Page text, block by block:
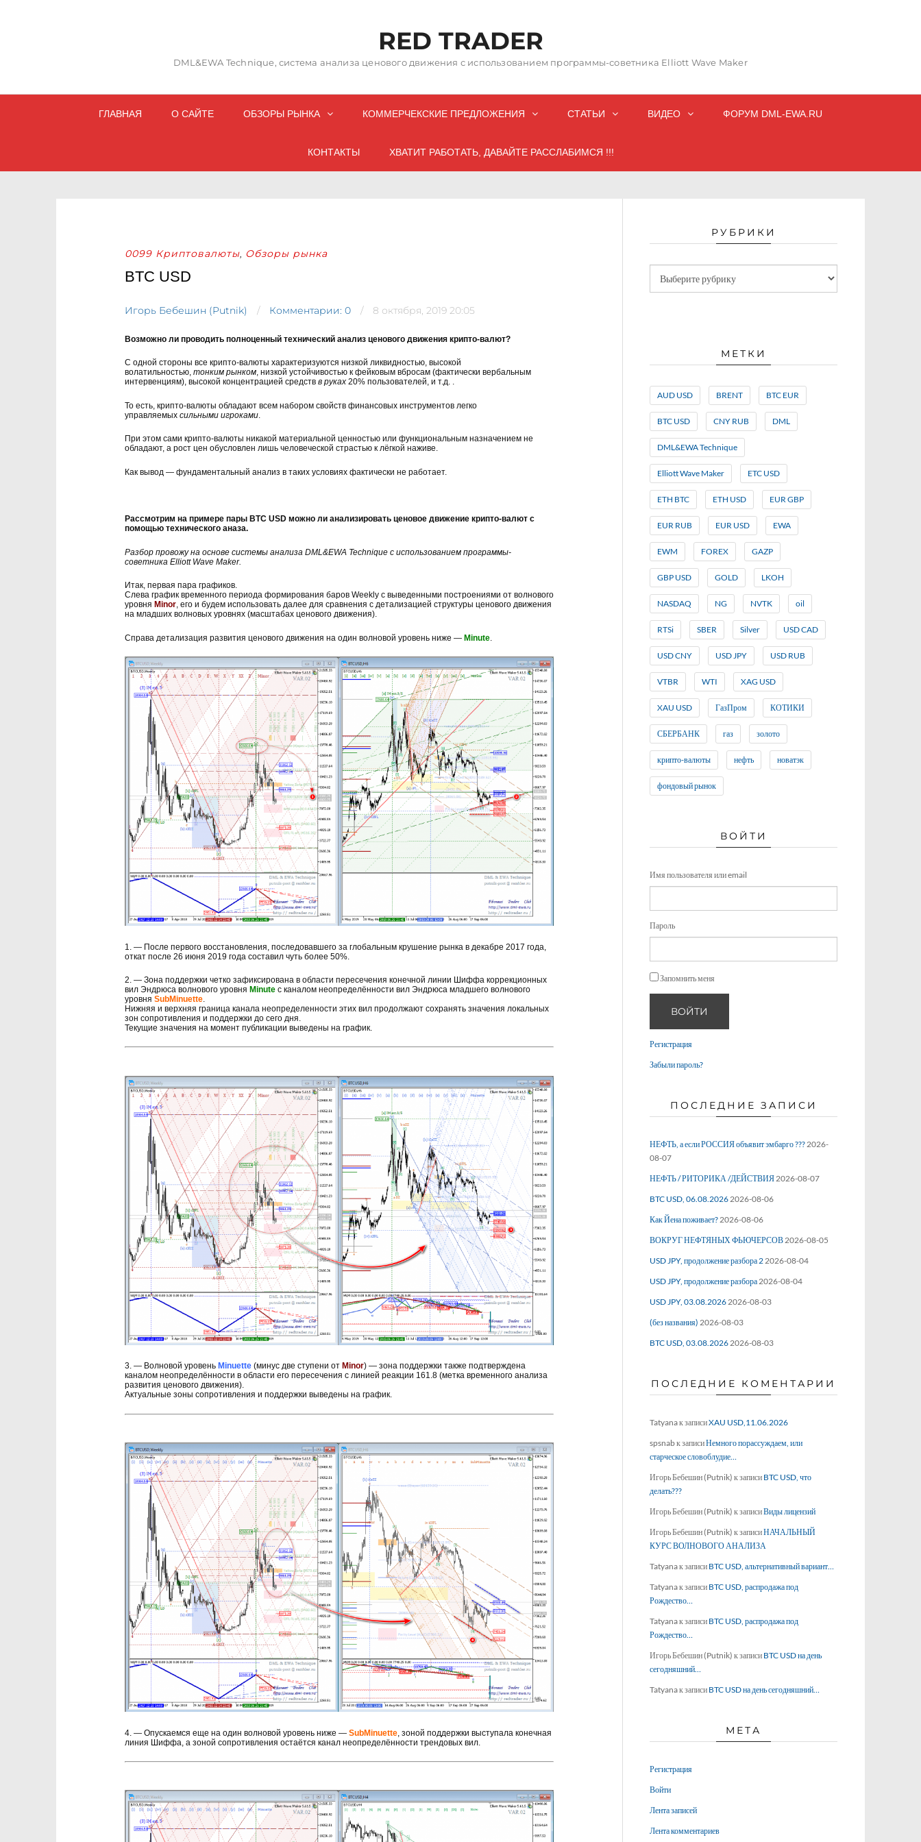
RED TRADER
DML&EWA Technique, система анализа ценового движения с использованием программы-советника Elliott Wave Maker
ГЛАВНАЯ О САЙТЕ ОБЗОРЫ РЫНКА КОММЕРЧЕКСКИЕ ПРЕДЛОЖЕНИЯ СТАТЬИ ВИДЕО ФОРУМ DML-EWA.RU
КОНТАКТЫ ХВАТИТ РАБОТАТЬ, ДАВАЙТЕ РАССЛАБИМСЯ !!!
0099 Криптовалюты, Обзоры рынка
BTC USD
Игорь Бебешин (Putnik) Комментарии: 0 8 октября, 2019 20:05
Возможно ли проводить полноценный технический анализ ценового движения крипто-валют?
С одной стороны все крипто-валюты характеризуются низкой ликвидностью, высокой
волатильностью, тонким рынком, низкой устойчивостью к фейковым вбросам (фактически вербальным
интервенциям), высокой концентрацией средств в руках 20% пользователей, и т.д. .
То есть, крипто-валюты обладают всем набором свойств финансовых инструментов легко
управляемых сильными игроками
При этом сами крипто-валюты никакой материальной ценностью или функциональным назначением не
обладают, а рост цен обусловлен лишь человеческой страстью к лёгкой наживе.
Как вывод — фундаментальный анализ в таких условиях фактически не работает.
Рассмотрим на примере пары BTC USD можно ли анализировать ценовое движение крипто-валют с
помощью технического аназа.
Разбор провожу на основе системы анализа DML&EWA Technique с использованием программы-
советника Elliott Wave Maker.
Итак, первая пара графиков.
Слева график временного периода формирования баров Weekly с выведенными построениями от волнового
уровня Minor, его и будем использовать далее для сравнения с детализацией структуры ценового движения
на младших волновых уровнях (масштабах ценового движения).
Справа детализация развития ценового движения на один волновой уровень ниже — Minute
1. — После первого восстановления, последовавшего за глобальным крушение рынка в декабре 2017 года,
откат после 26 июня 2019 года составил чуть более 50%.
2. — Зона поддержки четко зафиксирована в области пересечения конечной линии Шиффа коррекционных
вил Эндрюса волнового уровня Minute с каналом неопределённости вил Эндрюса младшего волнового
уровня SubMinuette.
Нижняя и верхняя граница канала неопределенности этих вил продолжают сохранять значения локальных
зон сопротивления и поддержки до сего дня.
Текущие значения на момент публикации выведены на график.
3. — Волновой уровень Minuette (минус две ступени от Minor) — зона поддержки также подтверждена
каналом неопределённости в области его пересечения с линией реакции 161.8 (метка временного анализа
развития ценового движения).
Актуальные зоны сопротивления и поддержки выведены на график.
4. — Опускаемся еще на один волновой уровень ниже — SubMinuette , зоной поддержки выступала конечная
линия Шиффа, а зоной сопротивления остаётся канал неопределённости трендовых вил.
РУБРИКИ
МЕТКИ
AUD USD BRENT BTC EUR
BTC USD CNY RUB DML
DML&EWA Technique
Elliott Wave Maker ETC USD
ETH BTC ETH USD EUR GBP
EUR RUB EUR USD EWA
EWM FOREX GAZP
GBP USD GOLD LKOH
NASDAQ NG NVTK oil
RTSi SBER Silver USD CAD
USD CNY USD JPY USD RUB
VTBR WTI XAG USD
XAU USD ГазПром КОТИКИ
СБЕРБАНК газ золото
крипто-валюты нефть новатэк
фондовый рынок
ВОЙТИ
Имя пользователя или email
Пароль
Запомнить меня
ВОЙТИ
Регистрация
Забыли пароль?
ПОСЛЕДНИЕ ЗАПИСИ
НЕФТЬ, а если РОССИЯ объявит эмбарго ???2026-
08-07
НЕФТЬ / РИТОРИКА /ДЕЙСТВИЯ2026-08-07
BTC USD, 06.08.20262026-08-06
Как Йена поживает?2026-08-06
ВОКРУГ НЕФТЯНЫХ ФЬЮЧЕРСОВ2026-08-05
USD JPY, продолжение разбора 22026-08-04
USD JPY, продолжение разбора2026-08-04
USD JPY, 03.08.20262026-08-03
(без названия) 2026-08-03
BTC USD, 03.08.20262026-08-03
ПОСЛЕДНИЕ КОМЕНТАРИИ
Tatyanaк записиXAU USD,11.06.2026
spsnabк записиНемного порассуждаем, или
старческое словоблудие…
Игорь Бебешин (Putnik) к записи BTC USD, что
делать???
Игорь Бебешин (Putnik) к записиВиды лицензий
Игорь Бебешин (Putnik) к записиНАЧАЛЬНЫЙ
КУРС ВОЛНОВОГО АНАЛИЗА
Tatyanaк записи BTC USD, альтернативный вариант…
Tatyanaк записи BTC USD, распродажа под
Рождество…
Tatyanaк записи BTC USD, распродажа под
Рождество…
Игорь Бебешин (Putnik) к записи BTC USD на день
сегодняшний…
Tatyanaк записи BTC USD на день сегодняшний…
МЕТА
Регистрация
Войти
Лента записей
Лента комментариев